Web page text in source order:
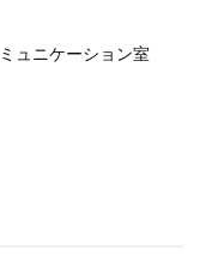
ミュニケーション室